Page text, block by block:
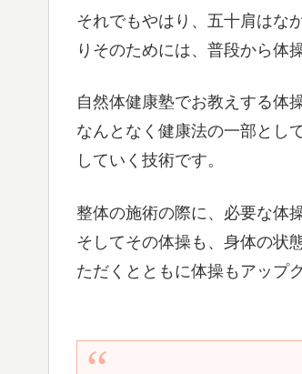
それでもやはり、五十肩はな
りそのためには、普段から体
自然体健康塾でお教えする体操
なんとなく健康法の一部とし
していく技術です。
整体の施術の際に、必要な体
そしてその体操も、身体の状
ただくとともに体操もアップ